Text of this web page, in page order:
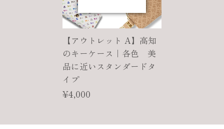
【アウトレット A】高知
のキーケース｜各色 美
品に近いスタンダードタ
イプ
¥4,000